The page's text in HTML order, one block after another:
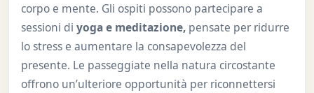
corpo e mente. Gli ospiti possono partecipare a
sessioni di yoga e meditazione, pensate per ridurre
lo stress e aumentare la consapevolezza del
presente. Le passeggiate nella natura circostante
offrono un’ulteriore opportunità per riconnettersi